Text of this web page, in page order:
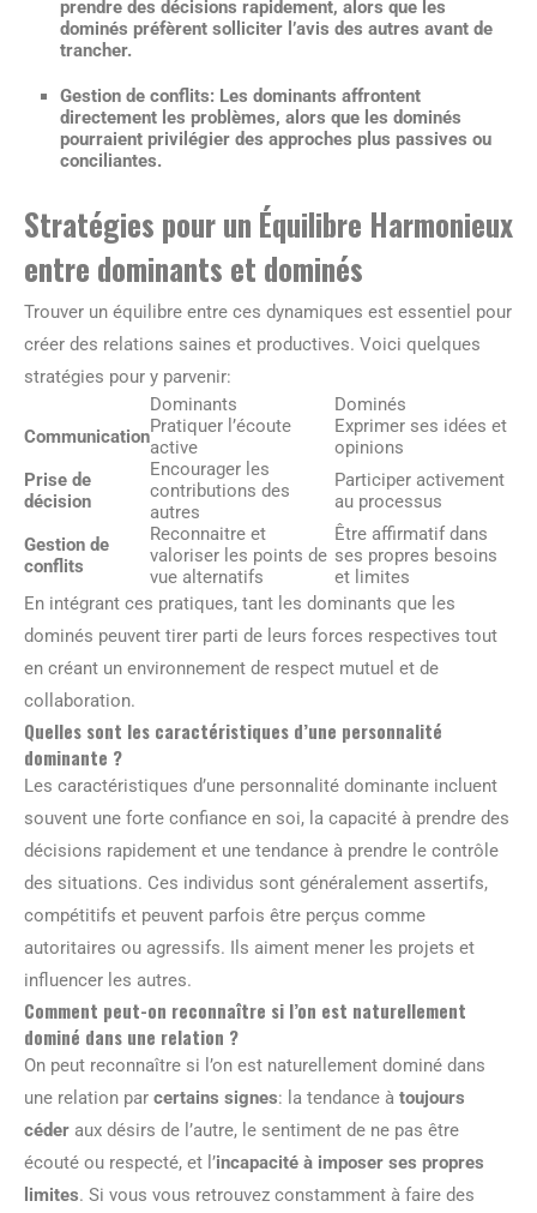
prendre des décisions rapidement, alors que les
dominés préfèrent solliciter l’avis des autres avant de
trancher.
Gestion de conflits: Les dominants affrontent
directement les problèmes, alors que les dominés
pourraient privilégier des approches plus passives ou
conciliantes.
Stratégies pour un Équilibre Harmonieux
entre dominants et dominés
Trouver un équilibre entre ces dynamiques est essentiel pour
créer des relations saines et productives. Voici quelques
stratégies pour y parvenir:
Dominants
Dominés
CommunicationPratiquer l’écoute
active
Exprimer ses idées et
opinions
Prise de
décision
Encourager les
contributions des
autres
Participer activement
au processus
Gestion de
conflits
Reconnaitre et
valoriser les points de
vue alternatifs
Être affirmatif dans
ses propres besoins
et limites
En intégrant ces pratiques, tant les dominants que les
dominés peuvent tirer parti de leurs forces respectives tout
en créant un environnement de respect mutuel et de
collaboration.
Quelles sont les caractéristiques d’une personnalité
dominante ?
Les caractéristiques d’une personnalité dominante incluent
souvent une forte confiance en soi, la capacité à prendre des
décisions rapidement et une tendance à prendre le contrôle
des situations. Ces individus sont généralement assertifs,
compétitifs et peuvent parfois être perçus comme
autoritaires ou agressifs. Ils aiment mener les projets et
influencer les autres.
Comment peut-on reconnaître si l’on est naturellement
dominé dans une relation ?
On peut reconnaître si l’on est naturellement dominé dans
une relation par certains signes: la tendance à toujours
céder aux désirs de l’autre, le sentiment de ne pas être
écouté ou respecté, et l’incapacité à imposer ses propres
limites. Si vous vous retrouvez constamment à faire des